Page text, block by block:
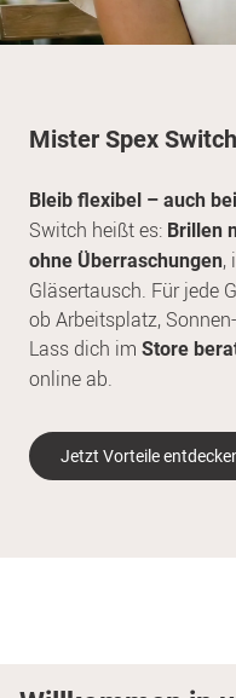
Mister Spex
Bleib flexibel – auch
Switch heißt es: Brillen
ohne Überraschungen,
Gläsertausch. Für jede
ob Arbeitsplatz,
Lass dich im Store
online ab.
Jetzt Vorteile